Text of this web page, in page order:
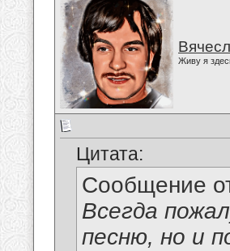
Живу я
Цитата:
Сообщение
Всегда
песню, но и